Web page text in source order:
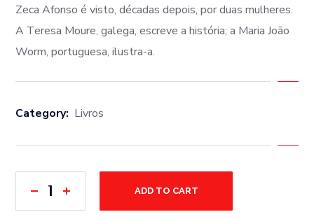
Zeca Afonso é visto, décadas depois, por duas mulheres.
A Teresa Moure, galega, escreve a história; a Maria João
Worm, portuguesa, ilustra-a.
Category: Livros
ADD TO CART